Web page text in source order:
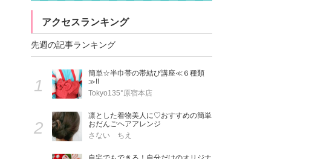
アクセスランキング
先週の記事ランキング
1
簡単☆半巾帯の帯結び講座≪６種類
≫!!
Tokyo135°原宿本店
2
凛とした着物美人に♡おすすめの簡単
おだんごヘアアレンジ
さない ちえ